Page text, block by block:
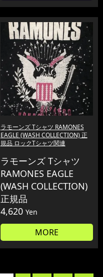
ラモーンズ Tシャツ RAMONES
EAGLE (WASH COLLECTION) 正
規品 ロックTシャツ関連
ラモーンズ Tシャツ
RAMONES EAGLE
(WASH COLLECTION)
正規品
4,620 Yen
MORE